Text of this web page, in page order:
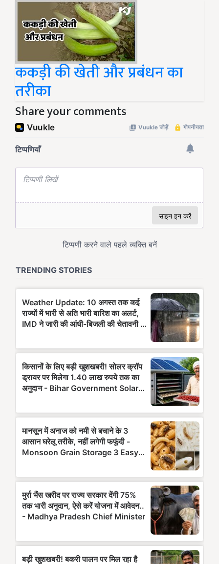
ककड़ी की खेती और प्रबंधन का
तरीका
Share your comments